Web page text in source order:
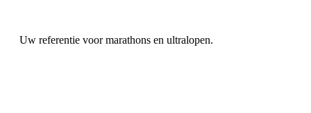
Uw referentie voor marathons en ultralopen.